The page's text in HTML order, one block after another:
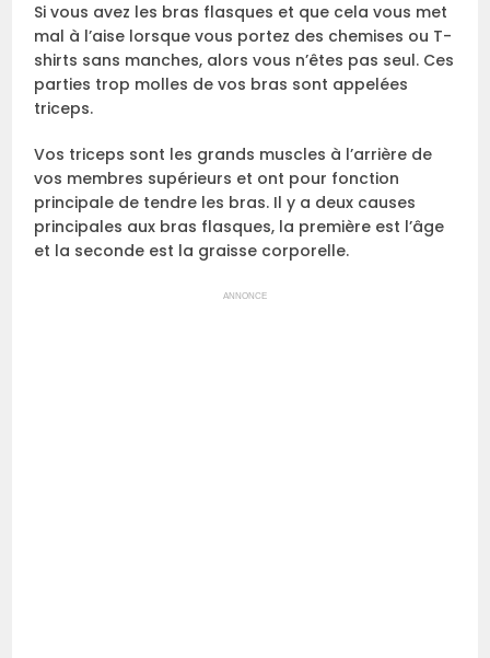
Si vous avez les bras flasques et que cela vous met
mal à l’aise lorsque vous portez des chemises ou T-
shirts sans manches, alors vous n’êtes pas seul. Ces
parties trop molles de vos bras sont appelées
triceps.
Vos triceps sont les grands muscles à l’arrière de
vos membres supérieurs et ont pour fonction
principale de tendre les bras. Il y a deux causes
principales aux bras flasques, la première est l’âge
et la seconde est la graisse corporelle.
ANNONCE